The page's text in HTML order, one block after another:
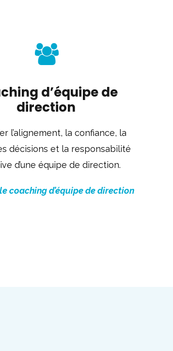
d’équipe de
direction
l’alignement, la confiance, la
décisions et la responsabilité
d’une équipe de direction.
coaching d’équipe de direction